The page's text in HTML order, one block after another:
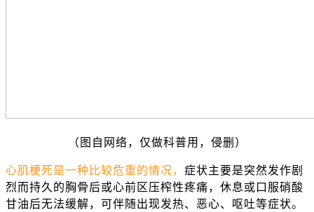
（图自网络，仅做科普用，侵删）
心肌梗死是一种比较危重的情况， 症状主要是突然发作剧
烈而持久的胸骨后或心前区压榨性疼痛，休息或口服硝酸
甘油后无法缓解，可伴随出现发热、恶心、呕吐等症状。